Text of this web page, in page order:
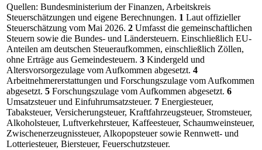
Quellen: Bundesministerium der Finanzen, Arbeitskreis
Steuerschätzungen und eigene Berechnungen. 1 Laut offizieller
Steuerschätzung vom Mai 2026. 2 Umfasst die gemeinschaftlichen
Steuern sowie die Bundes- und Ländersteuern. Einschließlich EU-
Anteilen am deutschen Steueraufkommen, einschließlich Zöllen,
ohne Erträge aus Gemeindesteuern. 3 Kindergeld und
Altersvorsorgezulage vom Aufkommen abgesetzt. 4
Arbeitnehmererstattungen und Forschungszulage vom Aufkommen
abgesetzt. 5 Forschungszulage vom Aufkommen abgesetzt. 6
Umsatzsteuer und Einfuhrumsatzsteuer. 7 Energiesteuer,
Tabaksteuer, Versicherungsteuer, Kraftfahrzeugsteuer, Stromsteuer,
Alkoholsteuer, Luftverkehrsteuer, Kaffeesteuer, Schaumweinsteuer,
Zwischenerzeugnissteuer, Alkopopsteuer sowie Rennwett- und
Lotteriesteuer, Biersteuer, Feuerschutzsteuer.